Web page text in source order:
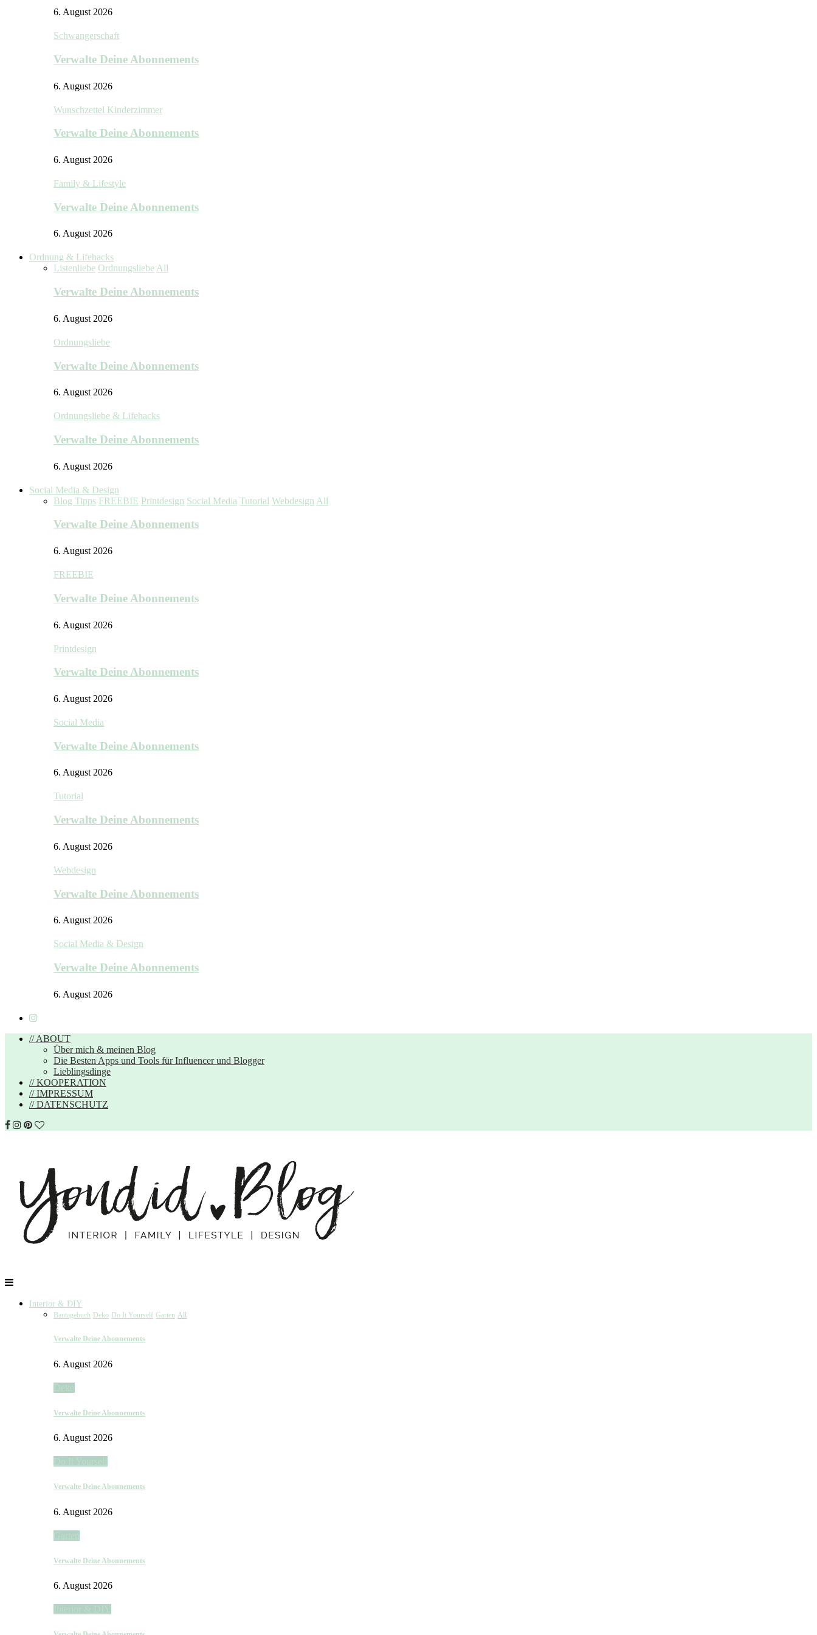
6. August 2026
Schwangerschaft
Verwalte Deine Abonnements
6. August 2026
Wunschzettel Kinderzimmer
Verwalte Deine Abonnements
6. August 2026
Family & Lifestyle
Verwalte Deine Abonnements
6. August 2026
Ordnung & Lifehacks
Listenliebe Ordnungsliebe All
Verwalte Deine Abonnements
6. August 2026
Ordnungsliebe
Verwalte Deine Abonnements
6. August 2026
Ordnungsliebe & Lifehacks
Verwalte Deine Abonnements
6. August 2026
Social Media & Design
Blog Tipps FREEBIE Printdesign Social Media Tutorial Webdesign All
Verwalte Deine Abonnements
6. August 2026
FREEBIE
Verwalte Deine Abonnements
6. August 2026
Printdesign
Verwalte Deine Abonnements
6. August 2026
Social Media
Verwalte Deine Abonnements
6. August 2026
Tutorial
Verwalte Deine Abonnements
6. August 2026
Webdesign
Verwalte Deine Abonnements
6. August 2026
Social Media & Design
Verwalte Deine Abonnements
6. August 2026
// ABOUT
Über mich & meinen Blog
Die Besten Apps und Tools für Influencer und Blogger
Lieblingsdinge
// KOOPERATION
// IMPRESSUM
// DATENSCHUTZ
Interior & DIY
Bautagebuch Deko Do It Yourself Garten All
Verwalte Deine Abonnements
6. August 2026
Verwalte Deine Abonnements
6. August 2026
Verwalte Deine Abonnements
6. August 2026
Verwalte Deine Abonnements
6. August 2026